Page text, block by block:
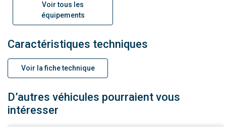
Voir tous les
équipements
Caractéristiques techniques
Voir la fiche technique
D’autres véhicules pourraient vous
intéresser